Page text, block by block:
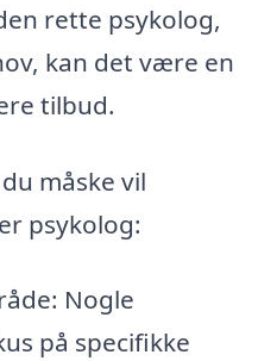
rette psykolog,
kan det være en
tilbud.
måske vil
psykolog:
Nogle
på specifikke